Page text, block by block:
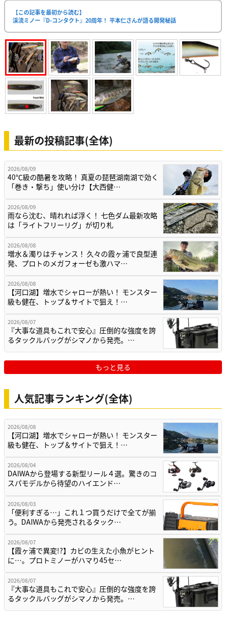
【この記事を最初から読む】
渓流ミノー『D-コンタクト』20周年！ 平本仁さんが語る開発秘話
最新の投稿記事(全体)
2026/08/09
40℃級の酷暑を攻略！ 真夏の琵琶湖南湖で効く
「巻き・撃ち」使い分け【大西健…
2026/08/09
雨なら沈む、晴れれば浮く！ 七色ダム最新攻略
は「ライトフリーリグ」が切り札
2026/08/08
増水＆濁りはチャンス！ 久々の霞ヶ浦で良型連
発、プロトのメガフォーゼも激ハマ…
2026/08/08
【河口湖】増水でシャローが熱い！ モンスター
級も健在、トップ＆サイトで狙え！…
2026/08/07
『大事な道具もこれで安心』圧倒的な強度を誇
るタックルバッグがシマノから発売。…
もっと見る
人気記事ランキング(全体)
2026/08/08
【河口湖】増水でシャローが熱い！ モンスター
級も健在、トップ＆サイトで狙え！…
2026/08/04
DAIWAから登場する新型リール４選。驚きのコ
スパモデルから待望のハイエンド…
2026/08/03
「便利すぎる…」これ１つ買うだけで全てが揃
う。DAIWAから発売されるタック…
2026/08/07
【霞ヶ浦で異変!?】カビの生えた小魚がヒント
に…。プロトミノーがハマり45セ…
2026/08/07
『大事な道具もこれで安心』圧倒的な強度を誇
るタックルバッグがシマノから発売。…